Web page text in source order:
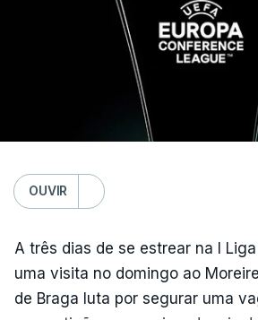
Na fase de liga da Liga Europa já
único representante português
graças à conquista da Taça de
OUVIR
A três dias de se estrear na I
uma visita no domingo ao
de Braga luta por segurar uma